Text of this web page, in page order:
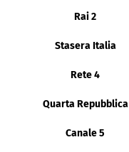
Rai 2
Stasera Italia
Rete 4
Quarta Repubblica
Canale 5